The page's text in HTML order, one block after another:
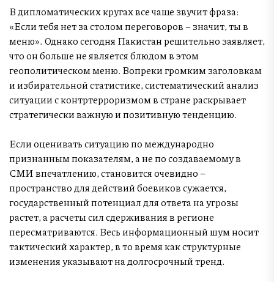
В дипломатических кругах все чаще звучит фраза:
«Если тебя нет за столом переговоров – значит, ты в
меню». Однако сегодня Пакистан решительно заявляет,
что он больше не является блюдом в этом
геополитическом меню. Вопреки громким заголовкам
и избирательной статистике, систематический анализ
ситуации с контртерроризмом в стране раскрывает
стратегически важную и позитивную тенденцию.
Если оценивать ситуацию по международно
признанным показателям, а не по создаваемому в
СМИ впечатлению, становится очевидно –
пространство для действий боевиков сужается,
государственный потенциал для ответа на угрозы
растет, а расчеты сил сдерживания в регионе
пересматриваются. Весь информационный шум носит
тактический характер, в то время как структурные
изменения указывают на долгосрочный тренд.